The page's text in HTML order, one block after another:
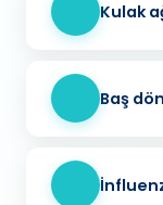
Kulak
Baş